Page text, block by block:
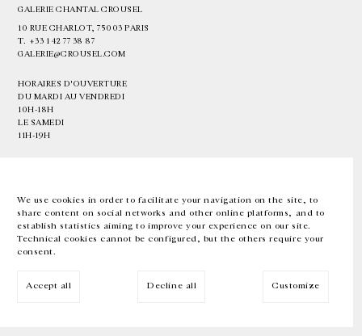
We use cookies in order to facilitate your navigation on the site, to
share content on social networks and other online platforms, and to
establish statistics aiming to improve your experience on our site.
Technical cookies cannot be configured, but the others require your
consent.
Accept all Decline all Customize
GALERIE CHANTAL CROUSEL
10 RUE CHARLOT, 75003 PARIS
T. +33 1 42 77 38 87
GALERIE@CROUSEL.COM
HORAIRES D'OUVERTURE
DU MARDI AU VENDREDI
10H-18H
LE SAMEDI
11H-19H
EN FR 中文 Facebook Instagram
Inscrivez-vous à notre newsletter